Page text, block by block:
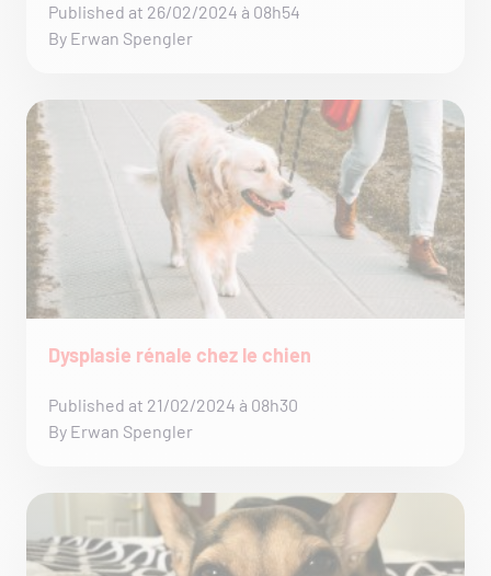
Published at 26/02/2024 à 08h54
By Erwan Spengler
Dysplasie rénale chez le chien
Published at 21/02/2024 à 08h30
By Erwan Spengler